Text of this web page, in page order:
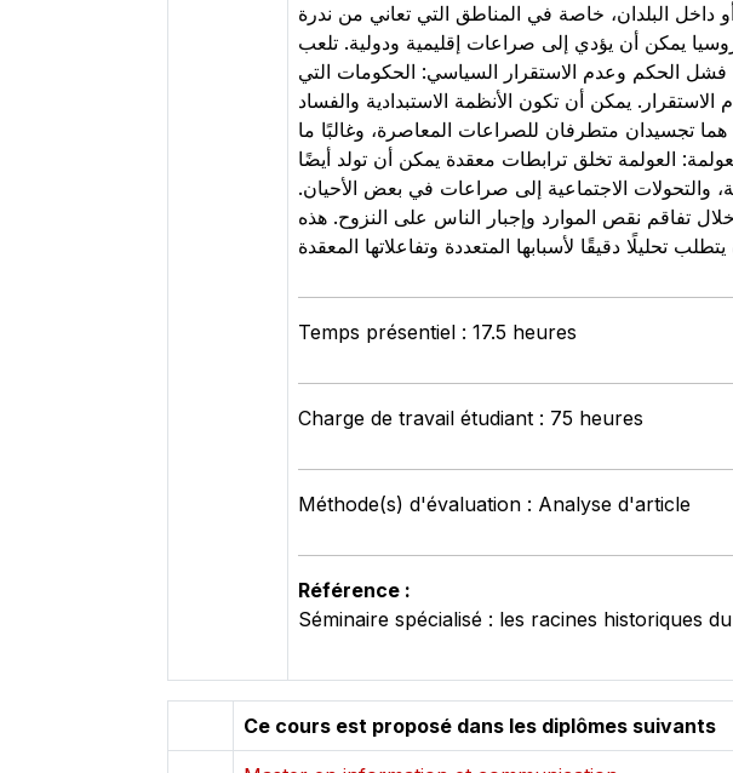
داخل البلدان، خاصة في المناطق التي تعاني من ندرة
يمكن أن يؤدي إلى صراعات إقليمية ودولية. تلعب
فشل الحكم وعدم الاستقرار السياسي: الحكومات التي
يمكن أن تكون الأنظمة الاستبدادية والفساد
تجسيدان متطرفان للصراعات المعاصرة، وغالبًا ما
العولمة تخلق ترابطات معقدة يمكن أن تولد أيضًا
والتحولات الاجتماعية إلى صراعات في بعض الأحيان.
تفاقم نقص الموارد وإجبار الناس على النزوح. هذه
Temps présentiel : 17.5 heures
Charge de travail étudiant : 75 heures
Méthode(s) d'évaluation : Analyse d'article
Référence :
Séminaire spécialisé : les racines historiques
Ce cours est proposé dans les diplômes suivants